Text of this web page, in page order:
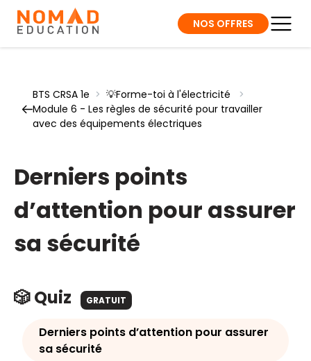
NOS OFFRES
BTS CRSA 1e > 💡Forme-toi à l'électricité
>
Module 6 - Les règles de sécurité pour travailler
avec des équipements électriques
Derniers points
d’attention pour assurer
sa sécurité
🎲 Quiz GRATUIT
Derniers points d’attention pour assurer
sa sécurité